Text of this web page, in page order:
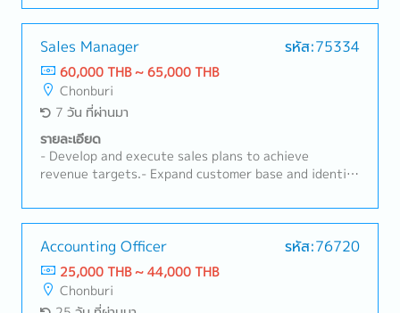
Maintain and develop business relationship with
new/existing customers.- Conduct regular (weekly)
customer visits.- Perform sales activities and related
service products, i.e., customs brokerage, warehouse,
cross-border transportation, etc.- Prepare, handle
and submit quotations, rates, and inquiries.- Conduct
internal weekly/monthly meetings to instruct the
Operation Team on newly acquired business.- Prepare
weekly and monthly reports: opportunity pipeline
report, weekly planning report, sales visit report,
Follow up with customers on shipment status,
related documents, billing, claims, and other
requirements.- Monitor daily e-mails and business
requirements from internal and external parties.-
Other responsibilities as per management.
Sales Manager รหัส:75334
60,000 THB ~ 65,000 THB
Chonburi
7 วัน ที่ผ่านมา
รายละเอียด
- Develop and execute sales plans to achieve
revenue targets.- Expand customer base and identify
analysis and monitor market trends to develop
effective strategies.- Prepare sales forecasts and
action plans.- Provide on-site consultation and
technical support at farms.- Conduct product
demonstrations and training for customers.-
Troubleshoot and resolve urgent technical issues
Accounting Officer รหัส:76720
25,000 THB ~ 44,000 THB
Chonburi